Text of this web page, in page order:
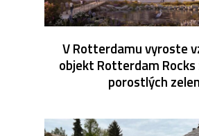
V Rotterdamu vyroste
objekt Rotterdam Rocks
porostlých